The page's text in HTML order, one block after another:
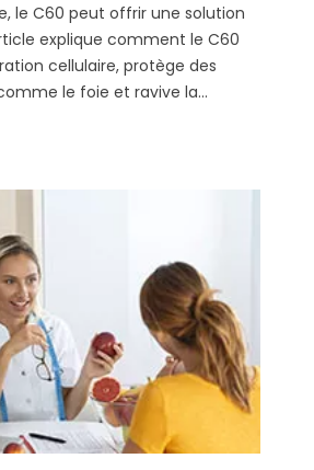
le C60 peut offrir une solution
explique comment le C60
cellulaire, protège des
le foie et ravive la...